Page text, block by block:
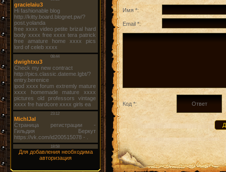
Для добавления необходима
авторизация
Имя *:
Email *:
Код *: